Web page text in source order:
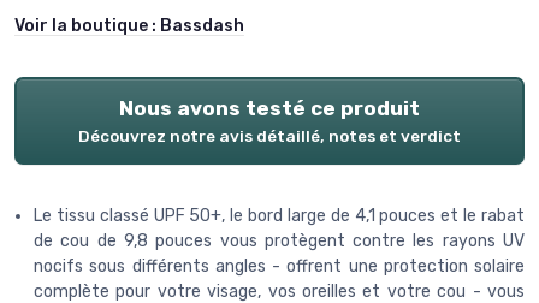
Voir la boutique : Bassdash
Nous avons testé ce produit
Découvrez notre avis détaillé, notes et verdict
Le tissu classé UPF 50+, le bord large de 4,1 pouces et le rabat
de cou de 9,8 pouces vous protègent contre les rayons UV
nocifs sous différents angles - offrent une protection solaire
complète pour votre visage, vos oreilles et votre cou - vous